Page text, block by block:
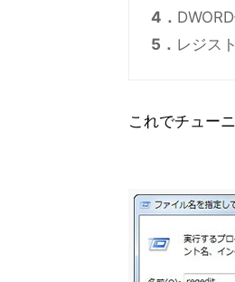
4．
5． レジス
これでチュー